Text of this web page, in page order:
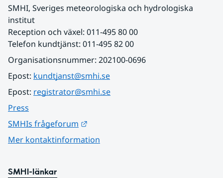
SMHI, Sveriges meteorologiska och hydrologiska
institut
Reception och växel: 011-495 80 00
Telefon kundtjänst: 011-495 82 00
Organisationsnummer: 202100-0696
Epost: kundtjanst@smhi.se
Epost: registrator@smhi.se
Press
SMHIs frågeforum
Mer kontaktinformation
SMHI-länkar